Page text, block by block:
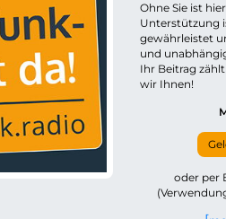
Ohne Sie ist
Unterstützung
gewährleistet
und
Ihr Beitrag
wir Ihnen!
oder per